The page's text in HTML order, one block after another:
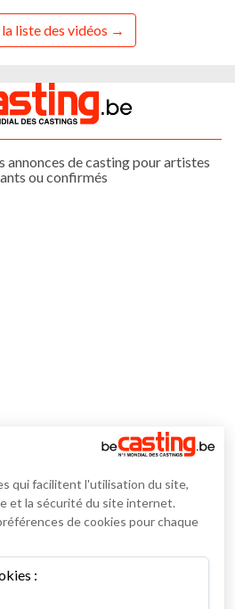
liste des vidéos
annonces de casting pour artistes
ou confirmés
qui facilitent l'utilisation du site,
et la sécurité du site internet.
de cookies pour chaque
: